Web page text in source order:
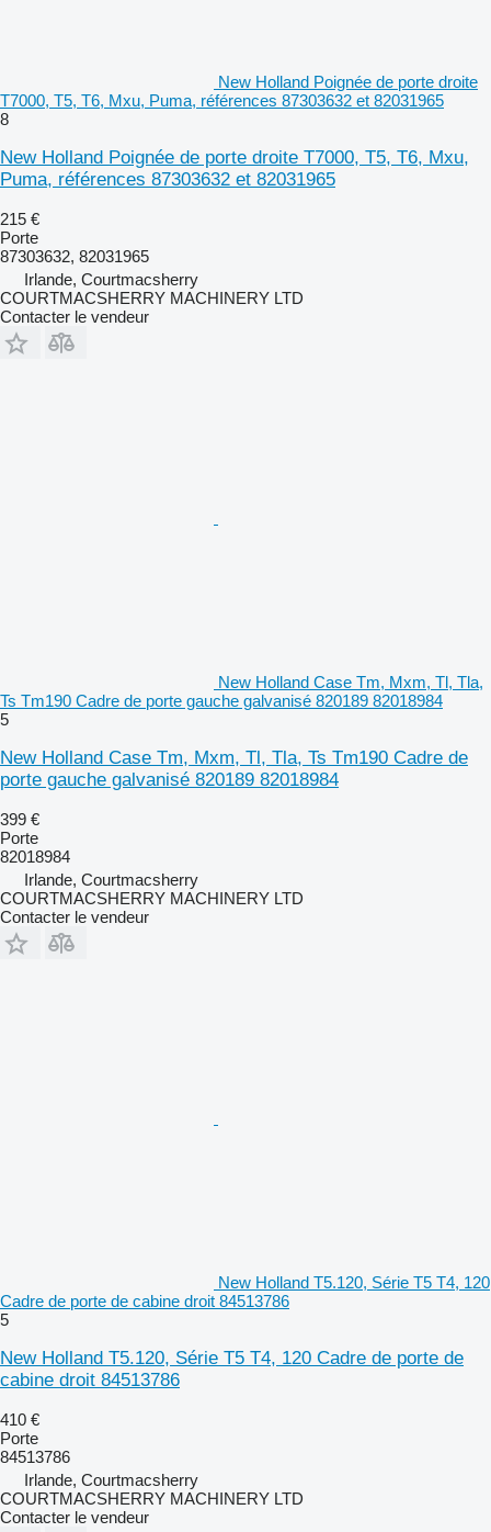
New Holland Poignée de porte droite
T7000, T5, T6, Mxu, Puma, références 87303632 et 82031965
8
New Holland Poignée de porte droite T7000, T5, T6, Mxu,
Puma, références 87303632 et 82031965
215 €
Porte
87303632, 82031965
Irlande, Courtmacsherry
COURTMACSHERRY MACHINERY LTD
Contacter le vendeur
New Holland Case Tm, Mxm, Tl, Tla,
Ts Tm190 Cadre de porte gauche galvanisé 820189 82018984
5
New Holland Case Tm, Mxm, Tl, Tla, Ts Tm190 Cadre de
porte gauche galvanisé 820189 82018984
399 €
Porte
82018984
Irlande, Courtmacsherry
COURTMACSHERRY MACHINERY LTD
Contacter le vendeur
New Holland T5.120, Série T5 T4, 120
Cadre de porte de cabine droit 84513786
5
New Holland T5.120, Série T5 T4, 120 Cadre de porte de
cabine droit 84513786
410 €
Porte
84513786
Irlande, Courtmacsherry
COURTMACSHERRY MACHINERY LTD
Contacter le vendeur